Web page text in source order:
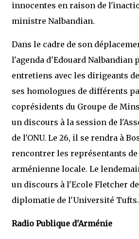
innocentes en raison de
ministre Nalbandian.
Dans le cadre de son
l'agenda d'Edouard Nalbandian
entretiens avec les dirigeants
ses homologues de différents
coprésidents du Groupe de
un discours à la session de
de l'ONU. Le 26, il se rendra à
rencontrer les représentants
arménienne locale. Le
un discours à l'Ecole Fletcher
diplomatie de l'Université Tufts.
Radio Publique d'Arménie